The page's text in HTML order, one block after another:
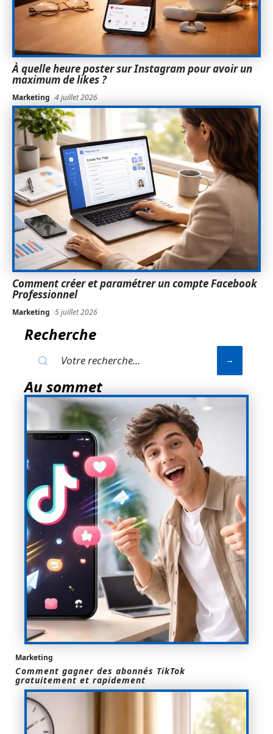
À quelle heure poster sur Instagram pour avoir un
maximum de likes ?
Marketing 4 juillet 2026
Comment créer et paramétrer un compte Facebook
Professionnel
Marketing 5 juillet 2026
Recherche
Au sommet
Marketing
Comment gagner des abonnés TikTok
gratuitement et rapidement